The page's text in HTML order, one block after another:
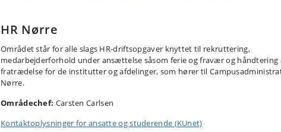
HR Nørre
Området står for alle slags HR-driftsopgaver knyttet til rekruttering,
medarbejderforhold under ansættelse såsom ferie og fravær og håndtering
fratrædelse for de institutter og afdelinger, som hører til
Nørre.
Områdechef: Carsten Carlsen
Kontaktoplysninger for ansatte og studerende (KUnet)